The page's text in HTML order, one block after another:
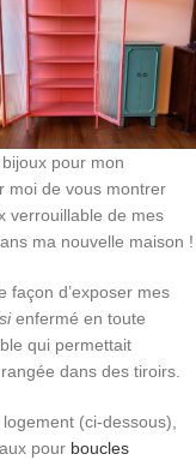
pour mon
moi de vous montrer
verrouillable de mes
ma nouvelle maison !
façon d’exposer mes
enfermé en toute
qui permettait
dans des tiroirs.
(ci-dessous),
pour boucles